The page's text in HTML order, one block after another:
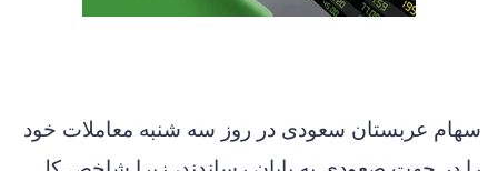
سهام عربستان سعودی در روز سه شنبه معاملات خود